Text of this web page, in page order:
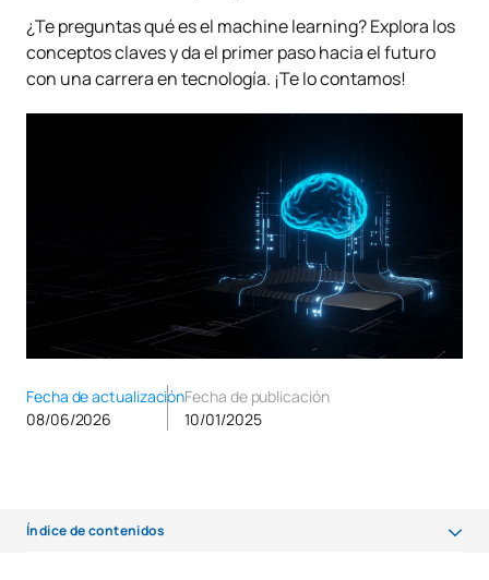
¿Te preguntas qué es el machine learning? Explora los
conceptos claves y da el primer paso hacia el futuro
con una carrera en tecnología. ¡Te lo contamos!
Fecha de actualización
08/06/2026
Fecha de publicación
10/01/2025
Índice de contenidos